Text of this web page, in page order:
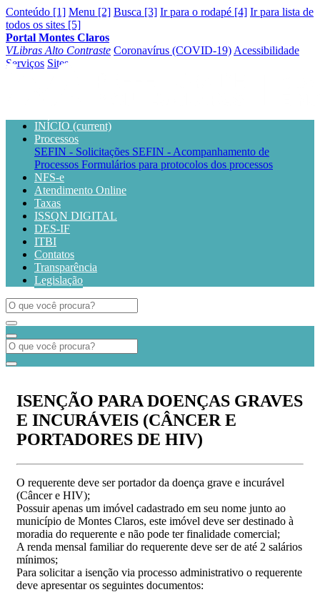
Conteúdo [1] Menu [2] Busca [3] Ir para o rodapé [4] Ir para lista de
todos os sites [5]
Portal Montes Claros
VLibras Alto Contraste Coronavírus (COVID-19) Acessibilidade
Serviços Sites
INÍCIO (current)
Processos
SEFIN - Solicitações SEFIN - Acompanhamento de
Processos Formulários para protocolos dos processos
NFS-e
Atendimento Online
Taxas
ISSQN DIGITAL
DES-IF
ITBI
Contatos
Transparência
Legislação
ISENÇÃO PARA DOENÇAS GRAVES
E INCURÁVEIS (CÂNCER E
PORTADORES DE HIV)
O requerente deve ser portador da doença grave e incurável
(Câncer e HIV);
Possuir apenas um imóvel cadastrado em seu nome junto ao
município de Montes Claros, este imóvel deve ser destinado à
moradia do requerente e não pode ter finalidade comercial;
A renda mensal familiar do requerente deve ser de até 2 salários
mínimos;
Para solicitar a isenção via processo administrativo o requerente
deve apresentar os seguintes documentos: